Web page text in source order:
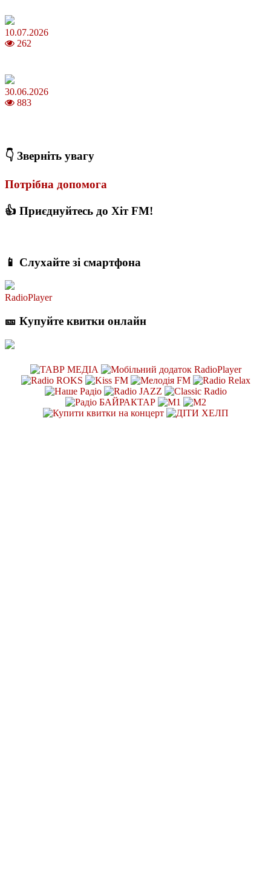
10.07.2026
262
30.06.2026
883
👇 Зверніть увагу
Потрібна допомога
👍 Приєднуйтесь до Хіт FM!
📱 Слухайте зі смартфона
RadioPlayer
🎫 Купуйте квитки онлайн